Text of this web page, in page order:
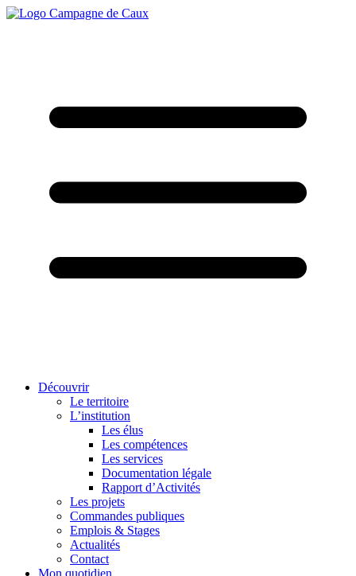
Découvrir
Le territoire
L’institution
Les élus
Les compétences
Les services
Documentation légale
Rapport d’Activités
Les projets
Commandes publiques
Emplois & Stages
Actualités
Contact
Mon quotidien